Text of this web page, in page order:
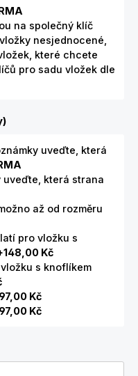
na společný klíč
nesjednocené,
které chcete
pro sadu vložek dle
uveďte, která
uveďte, která strana
až od rozměru
pro vložku s
Kč
s knoflíkem
Kč
Kč